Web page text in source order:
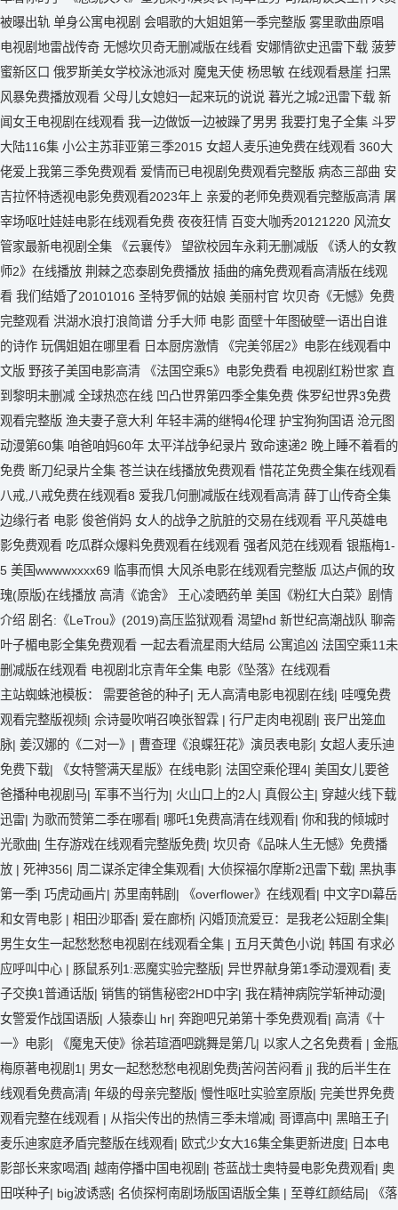
主站蜘蛛池模板： 需要爸爸的种子| 无人高清电影电视剧在线| 哇嘎免费
观看完整版视频| 佘诗曼吹哨召唤张智霖 | 行尸走肉电视剧 | 丧尸出笼血
脉| 姜汉娜的《二对一》 | 曹查理《浪蝶狂花》演员表电影| 女超人麦乐迪
免费下载| 《女特警满天星版》在线电影| 法国空乘伦理4| 美国女儿要爸
爸播种电视剧马| 军事不当行为| 火山口上的2人| 真假公主| 穿越火线下载
迅雷| 为歌而赞第二季在哪看| 哪吒1免费高清在线观看| 你和我的倾城时
光歌曲| 生存游戏在线观看完整版免费| 坎贝奇《品味人生无憾》免费播
放 | 死神356| 周二谋杀定律全集观看| 大侦探福尔摩斯2迅雷下载| 黑执事
第一季| 巧虎动画片| 苏里南韩剧 | 《overflower》在线观看| 中文字Dl幕岳
和女胥电影 | 相田沙耶香| 爱在廊桥| 闪婚顶流爱豆：是我老公短剧全集|
男生女生一起愁愁愁电视剧在线观看全集 | 五月天黄色小说| 韩国 有求必
应呼叫中心 | 豚鼠系列1:恶魔实验完整版| 异世界献身第1季动漫观看| 麦
子交换1普通话版| 销售的销售秘密2HD中字| 我在精神病院学斩神动漫|
女警爱作战国语版| 人猿泰山 hr| 奔跑吧兄弟第十季免费观看| 高清《十
一》电影| 《魔鬼天使》徐若瑄酒吧跳舞是第几| 以家人之名免费看 | 金瓶
梅原著电视剧1 | 男女一起愁愁愁电视剧免费j苦闷苦闷看 j| 我的后半生在
线观看免费高清| 年级的母亲完整版| 慢性呕吐实验室原版| 完美世界免费
观看完整在线观看 | 从指尖传出的热情三季未增减| 哥谭高中| 黑暗王子|
麦乐迪家庭矛盾完整版在线观看| 欧式少女大16集全集更新进度| 日本电
影部长来家喝酒| 越南停播中国电视剧 | 苍蓝战士奥特曼电影免费观看| 奥
田咲种子| big波诱惑| 名侦探柯南剧场版国语版全集 | 至尊红颜结局|
《落